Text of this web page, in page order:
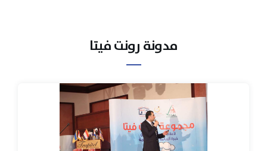
مدونة رونت فيتا